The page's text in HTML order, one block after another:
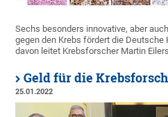
Sechs besonders innovative, aber
gegen den Krebs fördert die Deutsche
davon leitet Krebsforscher Martin
Geld für die
25.01.2022